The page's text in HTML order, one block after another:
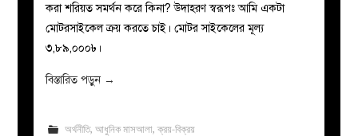
করা শরিয়ত সমর্থন করে কিনা? উদাহরণ স্বরূপঃ আমি একটা
মোটরসাইকেল ক্রয় করতে চাই। মোটর সাইকেলের মূল্য
৩,৮৯,০০০৳।
বিস্তারিত পড়ুন →
অর্থনীতি, আধুনিক মাসআলা, ক্রয়-বিক্রয়